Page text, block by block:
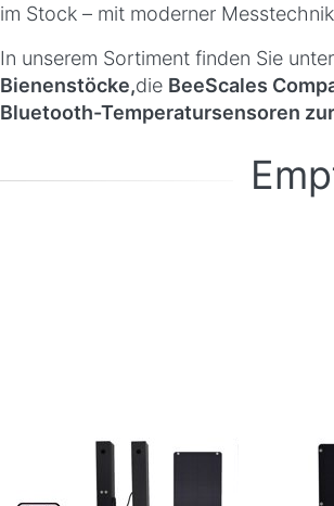
im Stock – mit moderner
In unserem Sortiment finden Sie
Bienenstöcke,die BeeScales
Bluetooth-Temperatursensoren
Bienenstockwaage
BEESCALES